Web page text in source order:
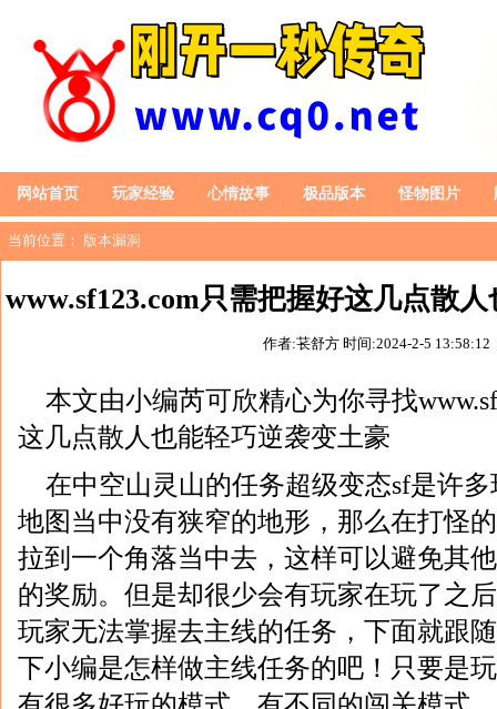
网站首页 玩家经验 心情故事 极品版本 怪物图片
当前位置： 版本漏洞
www.sf123.com只需把握好这几点散
作者:苌舒方 时间:2024-2-5 13:58:12
本文由小编芮可欣精心为你寻找
这几点散人也能轻巧逆袭变土豪
在中空山灵山的任务超级变态sf是许
地图当中没有狭窄的地形，那么在打怪
拉到一个角落当中去，这样可以避免其
的奖励。但是却很少会有玩家在玩了之
玩家无法掌握去主线的任务，下面就跟
下小编是怎样做主线任务的吧！只要是